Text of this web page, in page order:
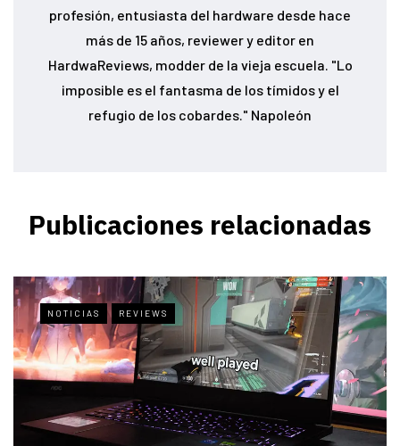
profesión, entusiasta del hardware desde hace
más de 15 años, reviewer y editor en
HardwaReviews, modder de la vieja escuela. "Lo
imposible es el fantasma de los tímidos y el
refugio de los cobardes." Napoleón
Publicaciones relacionadas
NOTICIAS REVIEWS